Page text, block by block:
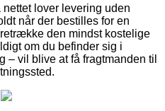
lover levering uden
når der bestilles for en
den mindst kostelige
om du befinder sig i
– vil blive at få fragtmanden til